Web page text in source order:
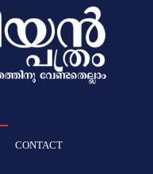
CONTACT